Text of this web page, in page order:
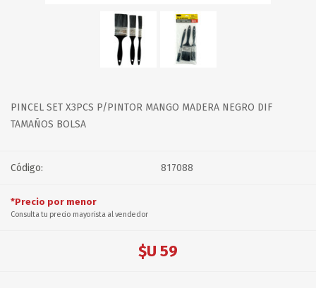
PINCEL SET X3PCS P/PINTOR MANGO MADERA NEGRO DIF
TAMAÑOS BOLSA
Código: 817088
*Precio por menor
Consulta tu precio mayorista al vendedor
$U 59